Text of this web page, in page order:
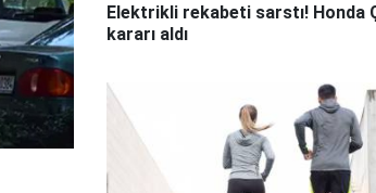
Elektrikli rekabeti sarstı! Honda
kararı aldı